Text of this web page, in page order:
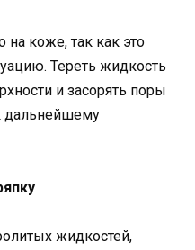
на коже, так как это
Тереть жидкость
и засорять поры
дальнейшему
жидкостей,